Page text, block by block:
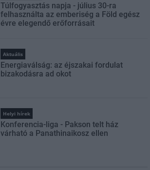
Túlfogyasztás napja - július 30-ra
felhasználta az emberiség a Föld egész
évre elegendő erőforrásait
Aktuális
Energiaválság: az éjszakai fordulat
bizakodásra ad okot
Helyi hírek
Konferencia-liga - Pakson telt ház
várható a Panathinaikosz ellen